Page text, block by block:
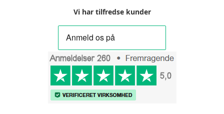
Vi har tilfredse kunder